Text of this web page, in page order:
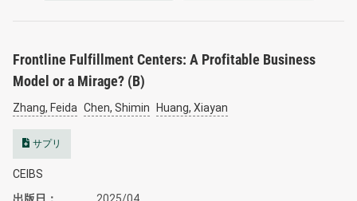
Frontline Fulfillment Centers: A Profitable Business
Model or a Mirage? (B)
Zhang, Feida Chen, Shimin Huang, Xiayan
サプリ
CEIBS
出版日
2025/04